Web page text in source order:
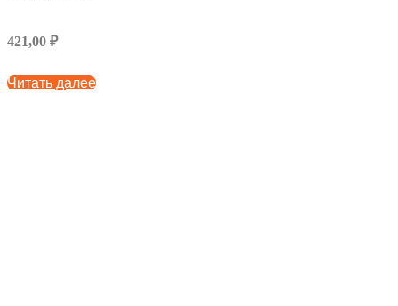
421,00 ₽
Читать далее